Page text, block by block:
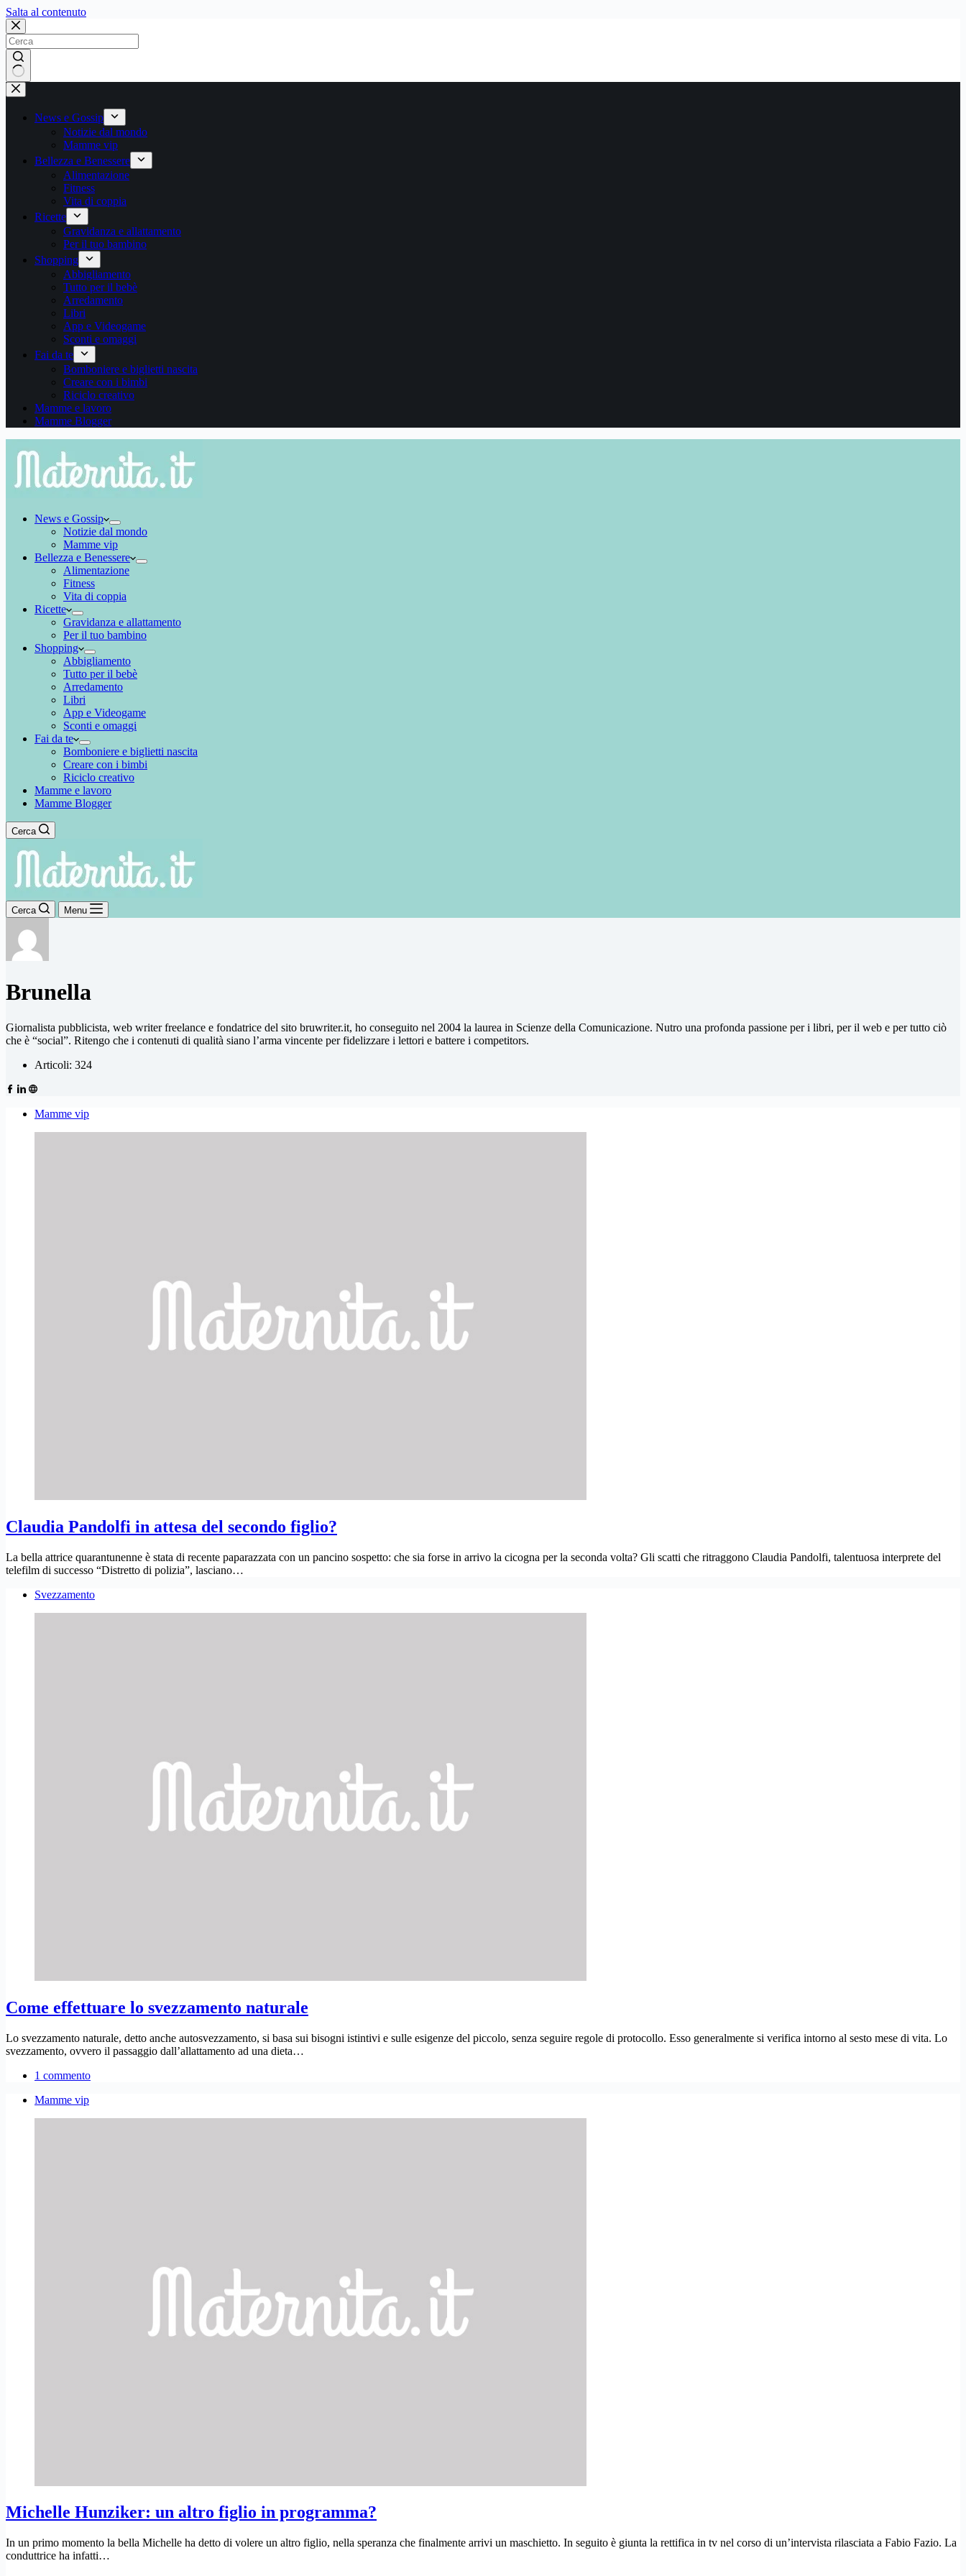
Salta al contenutoSalta
contenuto
Nessun
risultato
News e Gossip
Notizie dal mondo
Mamme vip
Bellezza e Benessere
Alimentazione
Fitness
Vita di coppia
Ricette
Gravidanza e allattamento
Per il tuo bambino
Shopping
Abbigliamento
Tutto per il bebè
Arredamento
Libri
App e Videogame
Sconti e omaggi
Fai da te
Bomboniere e biglietti nascita
Creare con i bimbi
Riciclo creativo
Mamme e lavoro
Mamme Blogger
News e Gossip
Notizie dal mondo
Mamme vip
Bellezza e Benessere
Alimentazione
Fitness
Vita di coppia
Ricette
Gravidanza e allattamento
Per il tuo bambino
Shopping
Abbigliamento
Tutto per il bebè
Arredamento
Libri
App e Videogame
Sconti e omaggi
Fai da te
Bomboniere e biglietti nascita
Creare con i bimbi
Riciclo creativo
Mamme e lavoro
Mamme Blogger
Cerca
Cerca Menu
Brunella
Giornalista pubblicista, web writer freelance e fondatrice del sito bruwriter.it, ho conseguito nel 2004 la laurea in Scienze della Comunicazione. Nutro una profonda passione per i libri, per il web e per tutto ciò
che è “social”. Ritengo che i contenuti di qualità siano l’arma vincente per fidelizzare i lettori e battere i competitors.
Articoli: 324
Mamme vip
Claudia Pandolfi in attesa del secondo figlio?
La bella attrice quarantunenne è stata di recente paparazzata con un pancino sospetto: che sia forse in arrivo la cicogna per la seconda volta? Gli scatti che ritraggono Claudia Pandolfi, talentuosa interprete del
telefilm di successo “Distretto di polizia”, lasciano…
Svezzamento
Come effettuare lo svezzamento naturale
Lo svezzamento naturale, detto anche autosvezzamento, si basa sui bisogni istintivi e sulle esigenze del piccolo, senza seguire regole di protocollo. Esso generalmente si verifica intorno al sesto mese di vita. Lo
svezzamento, ovvero il passaggio dall’allattamento ad una dieta…
1 commento
Mamme vip
Michelle Hunziker: un altro figlio in programma?
In un primo momento la bella Michelle ha detto di volere un altro figlio, nella speranza che finalmente arrivi un maschietto. In seguito è giunta la rettifica in tv nel corso di un’intervista rilasciata a Fabio Fazio. La
conduttrice ha infatti…